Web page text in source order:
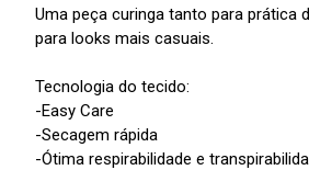
Uma peça curinga tanto para prática
para looks mais casuais.
Tecnologia do tecido:
-Easy Care
-Secagem rápida
-Ótima respirabilidade e